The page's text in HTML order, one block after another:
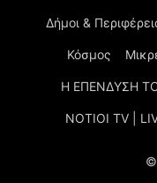
Δήμοι &
Κόσμος
Η ΕΠΕΝΔΥΣΗ
NOTIOI TV |
©